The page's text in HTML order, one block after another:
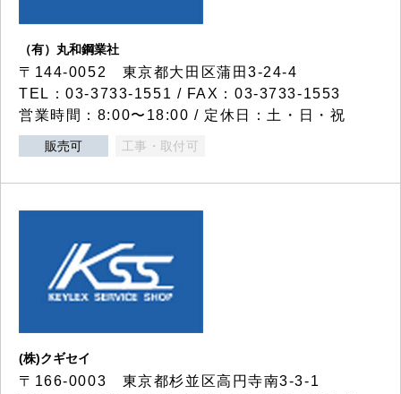
（有）丸和鋼業社
〒144-0052 東京都大田区蒲田3-24-4
TEL：03-3733-1551 / FAX：03-3733-1553
営業時間：8:00〜18:00 / 定休日：土・日・祝
販売可 工事・取付可
(株)クギセイ
〒166-0003 東京都杉並区高円寺南3-3-1